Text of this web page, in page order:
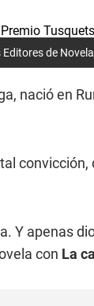
de
nació en
Y apenas
con La